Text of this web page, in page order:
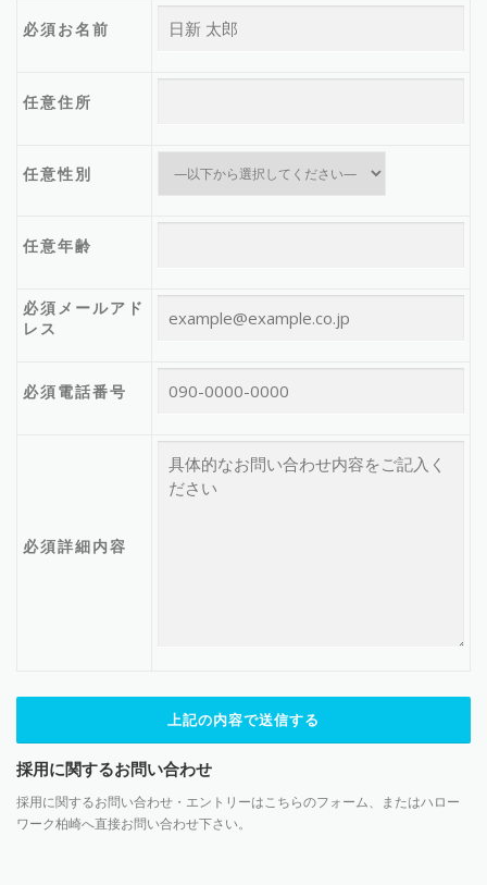
必須お名前
任意住所
任意性別
任意年齢
必須メールアド
レス
必須電話番号
必須詳細内容
採用に関するお問い合わせ
採用に関するお問い合わせ・エントリーはこちらのフォーム、またはハロー
ワーク柏崎へ直接お問い合わせ下さい。